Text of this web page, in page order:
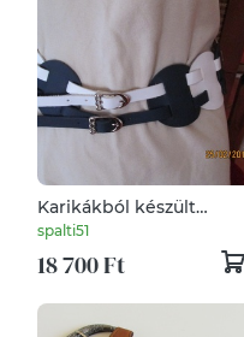
Karikákból készült
spalti51
18 700 Ft